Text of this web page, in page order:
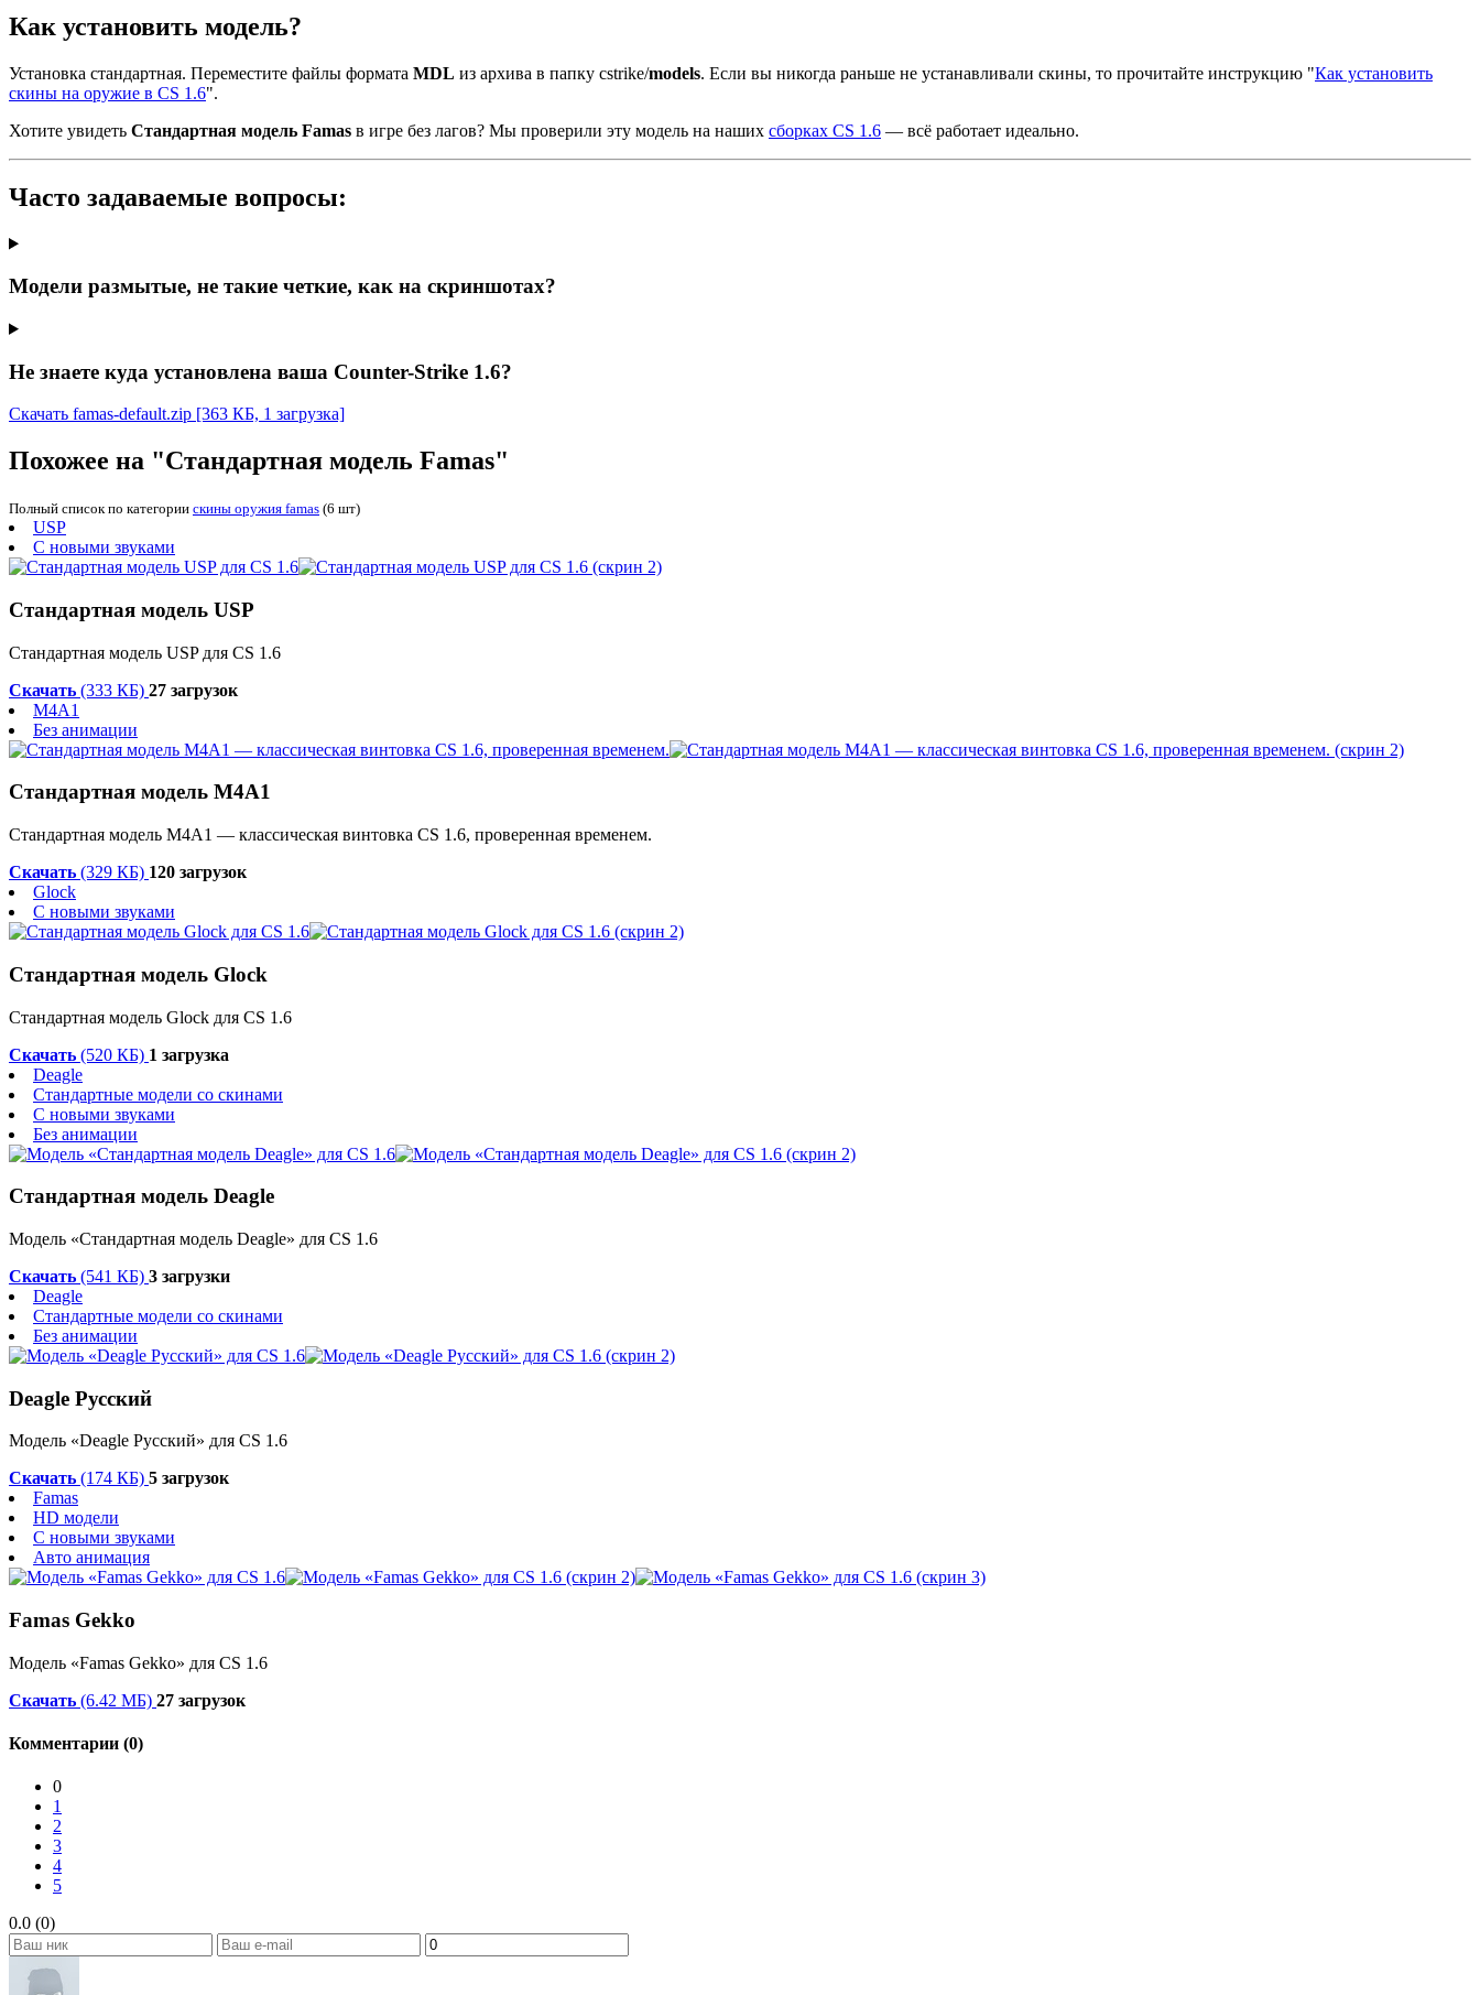
Как установить модель?
Установка стандартная. Переместите файлы формата MDL из архива в папку cstrike/models. Если вы никогда раньше не устанавливали скины, то прочитайте инструкцию "Как установить
скины на оружие в CS 1.6".
Хотите увидеть Стандартная модель Famas в игре без лагов? Мы проверили эту модель на наших сборках CS 1.6 — всё работает идеально.
Часто задаваемые вопросы:
Модели размытые, не такие четкие, как на скриншотах?
Не знаете куда установлена ваша Counter-Strike 1.6?
Скачать famas-default.zip [363 КБ, 1 загрузка]
Похожее на "Стандартная модель Famas"
Полный список по категории скины оружия famas (6 шт)
USP
С новыми звуками
Стандартная модель USP
Стандартная модель USP для CS 1.6
Скачать (333 КБ) 27 загрузок
M4A1
Без анимации
Стандартная модель М4А1
Стандартная модель М4А1 — классическая винтовка CS 1.6, проверенная временем.
Скачать (329 КБ) 120 загрузок
Glock
С новыми звуками
Стандартная модель Glock
Стандартная модель Glock для CS 1.6
Скачать (520 КБ) 1 загрузка
Deagle
Стандартные модели со скинами
С новыми звуками
Без анимации
Стандартная модель Deagle
Модель «Стандартная модель Deagle» для CS 1.6
Скачать (541 КБ) 3 загрузки
Deagle
Стандартные модели со скинами
Без анимации
Deagle Русский
Модель «Deagle Русский» для CS 1.6
Скачать (174 КБ) 5 загрузок
Famas
HD модели
С новыми звуками
Авто анимация
Famas Gekko
Модель «Famas Gekko» для CS 1.6
Скачать (6.42 МБ) 27 загрузок
Комментарии (0)
0
1
2
3
4
5
0.0 (0)